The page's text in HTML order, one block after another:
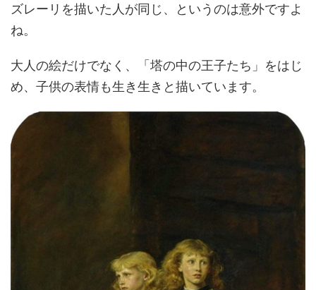
ズレーリを描いた人が同じ、というのは意外ですよ
ね。
大人の絵だけでなく、「塔の中の王子たち」をはじ
め、子供の表情も生き生きと描いています。